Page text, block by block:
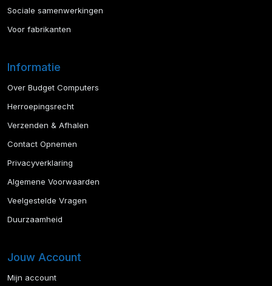
Sociale samenwerkingen
Voor fabrikanten
Informatie
Over Budget Computers
Herroepingsrecht
Verzenden & Afhalen
Contact Opnemen
Privacyverklaring
Algemene Voorwaarden
Veelgestelde Vragen
Duurzaamheid
Jouw Account
Mijn account